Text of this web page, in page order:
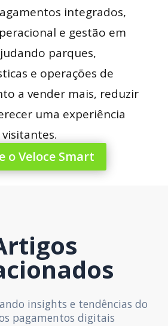
integrados,
e gestão em
parques,
e operações de
a vender mais, reduzir
uma experiência
o Veloce Smart
insights e tendências do
pagamentos digitais